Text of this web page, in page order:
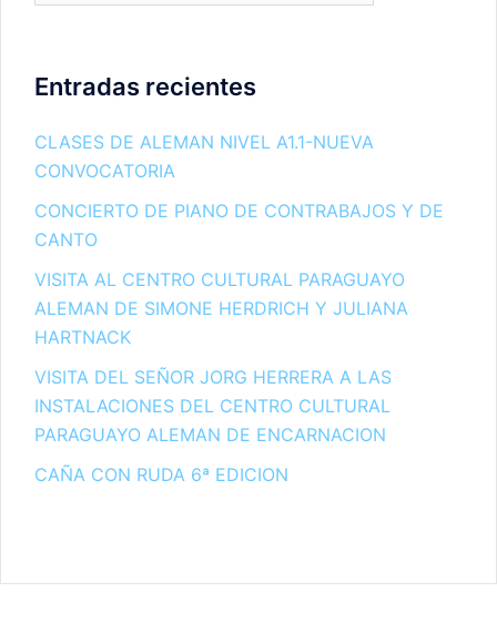
Entradas recientes
CLASES DE ALEMAN NIVEL A1.1-NUEVA
CONVOCATORIA
CONCIERTO DE PIANO DE CONTRABAJOS Y DE
CANTO
VISITA AL CENTRO CULTURAL PARAGUAYO
ALEMAN DE SIMONE HERDRICH Y JULIANA
HARTNACK
VISITA DEL SEÑOR JORG HERRERA A LAS
INSTALACIONES DEL CENTRO CULTURAL
PARAGUAYO ALEMAN DE ENCARNACION
CAÑA CON RUDA 6ª EDICION